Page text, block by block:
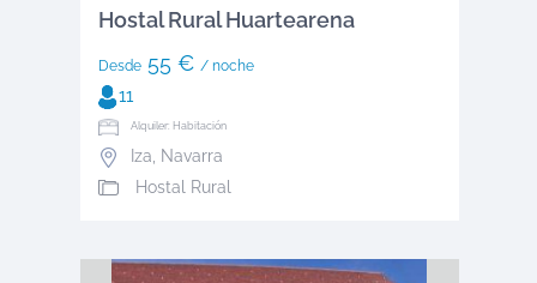
Hostal Rural Huartearena
Desde55 € / noche
11
Alquiler: Habitación
Iza, Navarra
Hostal Rural